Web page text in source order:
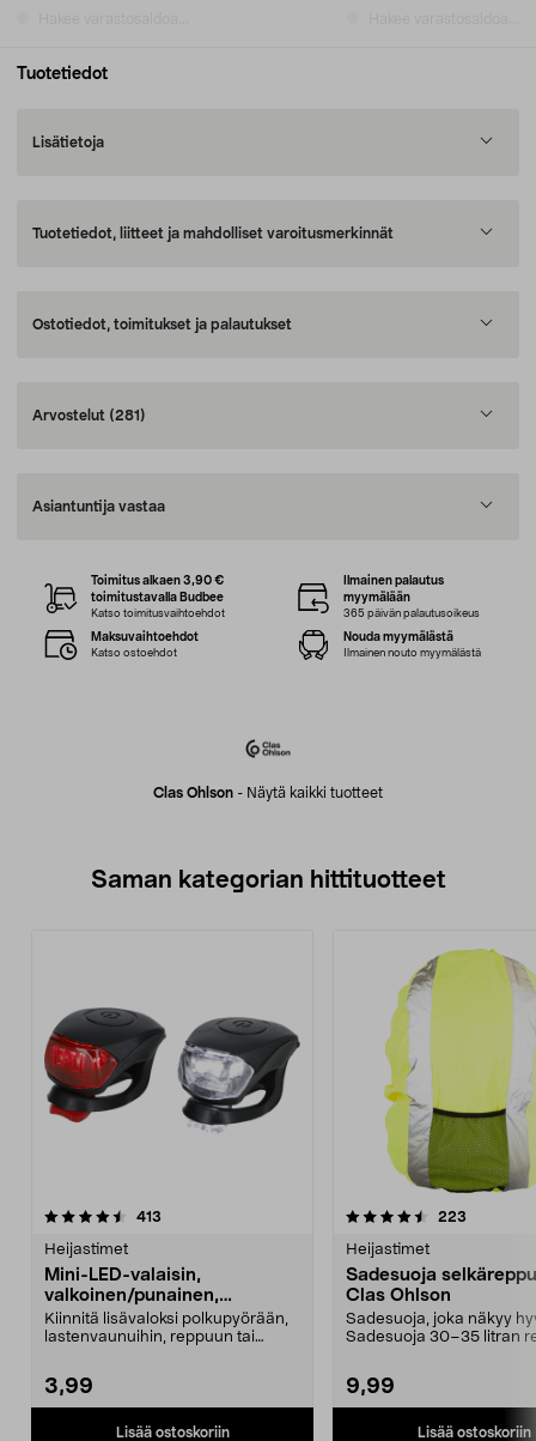
Tuotetiedot
Lisätietoja
Tuotetiedot, liitteet ja mahdolliset varoitusmerkinnät
Ostotiedot, toimitukset ja palautukset
Arvostelut (281)
Asiantuntija vastaa
Clas Ohlson - Näytä kaikki tuotteet
Toimitus alkaen 3,90 €
toimitustavalla Budbee
Katso toimitusvaihtoehdot
Ilmainen palautus
myymälään
365 päivän palautusoikeus
Maksuvaihtoehdot
Katso ostoehdot
Nouda myymälästä
Ilmainen nouto myymälästä
Saman kategorian hittituotteet
413
Heijastimet
Mini-LED-valaisin,
valkoinen/punainen,
kuminauha, 2 kpl
Kiinnitä lisävaloksi polkupyörään,
lastenvaunuihin, reppuun tai
3,99
Lisää ostoskoriin
4.5 viidestä
223
Heijastimet
Sadesuoja
Clas Ohlson
Sadesuoja, joka näkyy
Sadesuoja 30–35 litran
9,99
Lisää ostoskoriin
4.5 viidestä